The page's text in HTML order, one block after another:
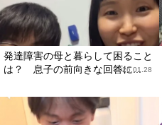
発達障害の母と暮らして困ること
は？ 息子の前向きな回答に...
2026.01.28